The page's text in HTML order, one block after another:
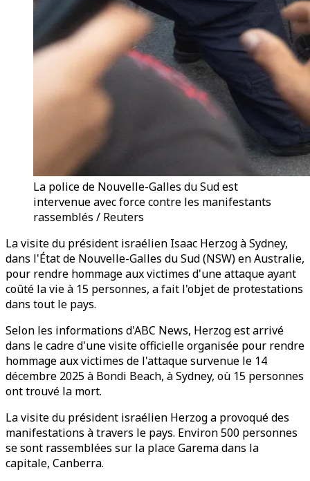
La police de Nouvelle-Galles du Sud est
intervenue avec force contre les manifestants
rassemblés / Reuters
La visite du président israélien Isaac Herzog à Sydney,
dans l'État de Nouvelle-Galles du Sud (NSW) en Australie,
pour rendre hommage aux victimes d'une attaque ayant
coûté la vie à 15 personnes, a fait l'objet de protestations
dans tout le pays.
Selon les informations d'ABC News, Herzog est arrivé
dans le cadre d'une visite officielle organisée pour rendre
hommage aux victimes de l'attaque survenue le 14
décembre 2025 à Bondi Beach, à Sydney, où 15 personnes
ont trouvé la mort.
La visite du président israélien Herzog a provoqué des
manifestations à travers le pays. Environ 500 personnes
se sont rassemblées sur la place Garema dans la
capitale, Canberra.